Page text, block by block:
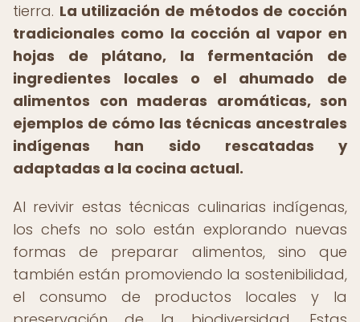
tierra. La utilización de métodos de cocción
tradicionales como la cocción al vapor en
hojas de plátano, la fermentación de
ingredientes locales o el ahumado de
alimentos con maderas aromáticas, son
ejemplos de cómo las técnicas ancestrales
indígenas han sido rescatadas y
adaptadas a la cocina actual.
Al revivir estas técnicas culinarias indígenas,
los chefs no solo están explorando nuevas
formas de preparar alimentos, sino que
también están promoviendo la sostenibilidad,
el consumo de productos locales y la